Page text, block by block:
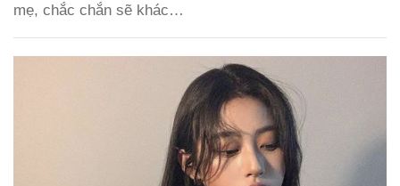
mẹ, chắc chắn sẽ khác…